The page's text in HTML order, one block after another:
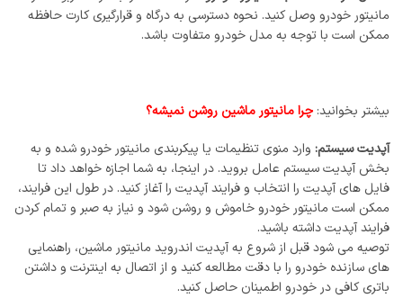
مانیتور خودرو وصل کنید. نحوه دسترسی به درگاه و قرارگیری کارت حافظه
ممکن است با توجه به مدل خودرو متفاوت باشد.
بیشتر بخوانید: چرا مانیتور ماشین روشن نمیشه؟
آپدیت سیستم: وارد منوی تنظیمات یا پیکربندی مانیتور خودرو شده و به
بخش آپدیت سیستم عامل بروید. در اینجا، به شما اجازه خواهد داد تا
فایل ‌های آپدیت را انتخاب و فرایند آپدیت را آغاز کنید. در طول این فرایند،
ممکن است مانیتور خودرو خاموش و روشن شود و نیاز به صبر و تمام کردن
فرایند آپدیت داشته باشید.
توصیه می ‌شود قبل از شروع به آپدیت اندروید مانیتور ماشین، راهنمایی‌
های سازنده خودرو را با دقت مطالعه کنید و از اتصال به اینترنت و داشتن
باتری کافی در خودرو اطمینان حاصل کنید.